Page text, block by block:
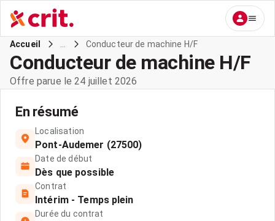
Accueil Conducteur de machine H/F
Conducteur de machine H/F
Offre parue le 24 juillet 2026
En résumé
Localisation
Pont-Audemer (27500)
Date de début
Dès que possible
Contrat
Intérim - Temps plein
Durée du contrat